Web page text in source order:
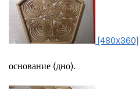
[480x360]
основание (дно).